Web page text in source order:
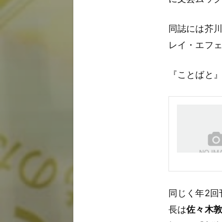
同誌には芥
レイ・エフ
『ことばと
同じく年2
長は佐々木敦